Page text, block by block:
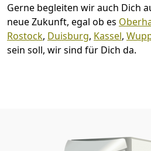
Gerne begleiten wir auch Dich
neue Zukunft, egal ob es
Rostock, Duisburg, Kassel,
sein soll, wir sind für Dich da.